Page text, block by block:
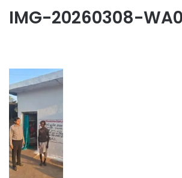
IMG-20260308-